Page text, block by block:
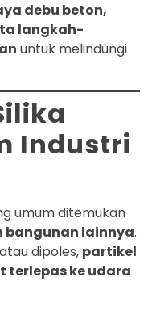
debu beton,
langkah-
untuk melindungi
Industri
umum ditemukan
bangunan lainnya.
dipoles, partikel
terlepas ke udara